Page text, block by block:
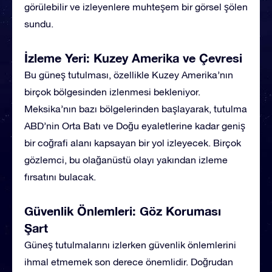
görülebilir ve izleyenlere muhteşem bir görsel şölen
sundu.
İzleme Yeri: Kuzey Amerika ve Çevresi
Bu güneş tutulması, özellikle Kuzey Amerika’nın
birçok bölgesinden izlenmesi bekleniyor.
Meksika’nın bazı bölgelerinden başlayarak, tutulma
ABD’nin Orta Batı ve Doğu eyaletlerine kadar geniş
bir coğrafi alanı kapsayan bir yol izleyecek. Birçok
gözlemci, bu olağanüstü olayı yakından izleme
fırsatını bulacak.
Güvenlik Önlemleri: Göz Koruması
Şart
Güneş tutulmalarını izlerken güvenlik önlemlerini
ihmal etmemek son derece önemlidir. Doğrudan